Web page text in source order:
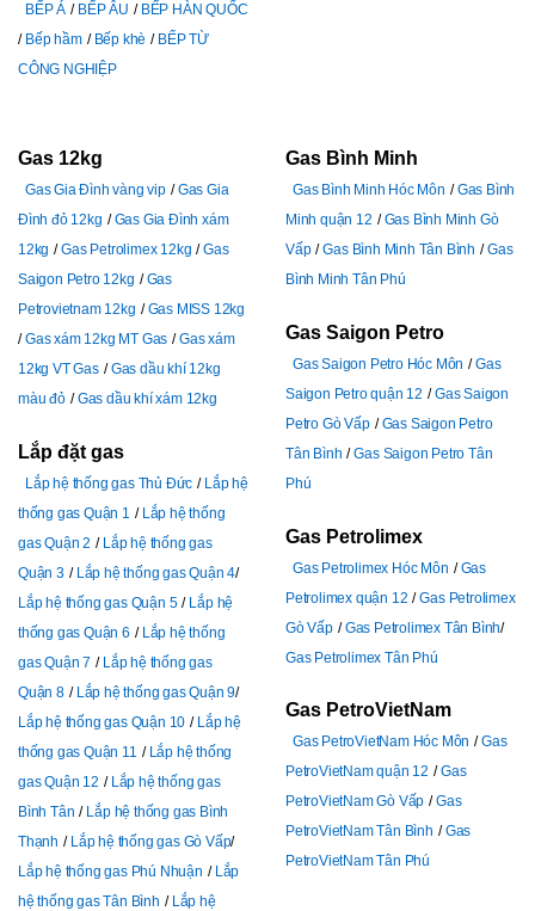
BẾP Á BẾP ÂU
BẾP HÀN QUỐC
Bếp hầm
Bếp khè
BẾP TỪ
CÔNG NGHIỆP
Gas 12kg
Gas Gia Đình vàng vip
Gas Gia
Đình đỏ 12kg
Gas Gia Đình xám
12kg
Gas Petrolimex 12kg
Gas
Saigon Petro 12kg
Gas
Petrovietnam 12kg
Gas MISS 12kg
Gas xám 12kg MT Gas
Gas xám
12kg VT Gas
Gas dầu khí 12kg
màu đỏ
Gas dầu khí xám 12kg
Lắp đặt gas
Lắp hệ thống gas Thủ Đức
Lắp hệ
thống gas Quận 1
Lắp hệ thống
gas Quận 2
Lắp hệ thống gas
Quận 3
Lắp hệ thống gas Quận 4
Lắp hệ thống gas Quận 5
Lắp hệ
thống gas Quận 6
Lắp hệ thống
gas Quận 7
Lắp hệ thống gas
Quận 8
Lắp hệ thống gas Quận 9
Lắp hệ thống gas Quận 10
Lắp hệ
thống gas Quận 11
Lắp hệ thống
gas Quận 12
Lắp hệ thống gas
Bình Tân
Lắp hệ thống gas Bình
Thạnh
Lắp hệ thống gas Gò Vấp
Lắp hệ thống gas Phú Nhuận
Lắp
hệ thống gas Tân Bình
Lắp hệ
Gas Bình Minh
Gas Bình Minh Hóc Môn
Gas Bình
Minh quận 12
Gas Bình Minh Gò
Vấp
Gas Bình Minh Tân Bình
Gas
Bình Minh Tân Phú
Gas Saigon Petro
Gas Saigon Petro Hóc Môn
Gas
Saigon Petro quận 12
Gas Saigon
Petro Gò Vấp
Gas Saigon Petro
Tân Bình
Gas Saigon Petro Tân
Phú
Gas Petrolimex
Gas Petrolimex Hóc Môn
Gas
Petrolimex quận 12
Gas Petrolimex
Gò Vấp
Gas Petrolimex Tân Bình
Gas Petrolimex Tân Phú
Gas PetroVietNam
Gas PetroVietNam Hóc Môn
Gas
PetroVietNam quận 12
Gas
PetroVietNam Gò Vấp
Gas
PetroVietNam Tân Bình
Gas
PetroVietNam Tân Phú